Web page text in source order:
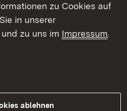
zu Cookies auf
in unserer
und zu uns im Impressum.
ablehnen